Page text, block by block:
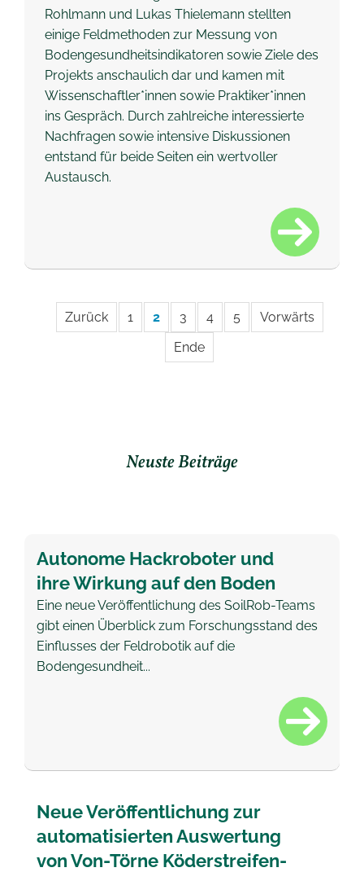
Rohlmann und Lukas Thielemann stellten
einige Feldmethoden zur Messung von
Bodengesundheitsindikatoren sowie Ziele des
Projekts anschaulich dar und kamen mit
Wissenschaftler*innen sowie Praktiker*innen
ins Gespräch. Durch zahlreiche interessierte
Nachfragen sowie intensive Diskussionen
entstand für beide Seiten ein wertvoller
Austausch.
Zurück 1 2 3 4 5
Vorwärts
Ende
Neuste Beiträge
Autonome Hackroboter und
ihre Wirkung auf den Boden
Eine neue Veröffentlichung des SoilRob-Teams
gibt einen Überblick zum Forschungsstand des
Einflusses der Feldrobotik auf die
Bodengesundheit...
Neue Veröffentlichung zur
automatisierten Auswertung
von Von-Törne Köderstreifen-